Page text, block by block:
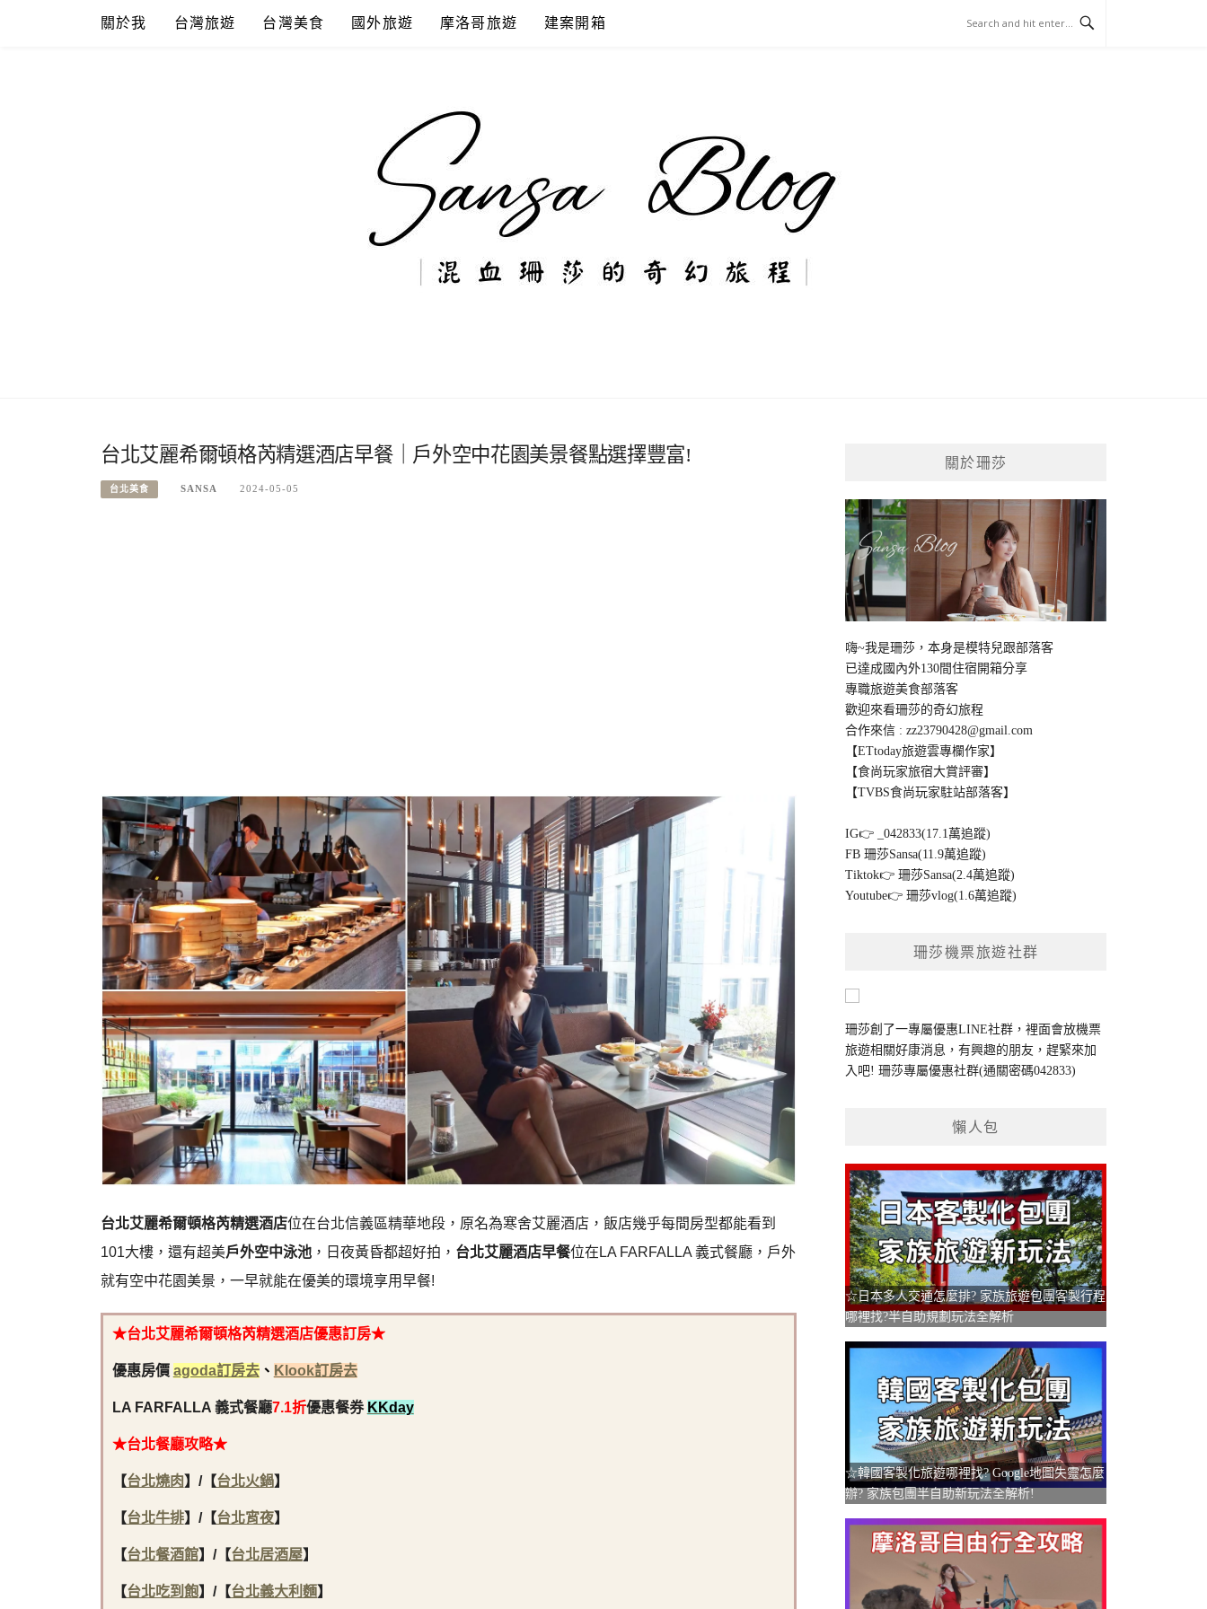
關於我 台灣旅遊 台灣美食 國外旅遊 摩洛哥旅遊 建案開箱
台北艾麗希爾頓格芮精選酒店早餐｜戶外空中花園美景餐點選擇豐富!
台北美食 SANSA 2024-05-05
台北艾麗希爾頓格芮精選酒店位在台北信義區精華地段 ，原名為寒舍艾麗酒店，飯店幾乎每間房型都能看到
101大樓，還有超美戶外空中泳池 ，日夜黃昏都超好拍， 台北艾麗酒店早餐位在LA FARFALLA 義式餐廳，戶外
就有空中花園美景，一早就能在優美的環境享用早餐!
★台北艾麗希爾頓格芮精選酒店優惠訂房★
優惠房價 agoda訂房去、 Klook訂房去
LA FARFALLA 義式餐廳7.1折優惠餐券 KKday
★台北餐廳攻略★
【台北燒肉】/【台北火鍋】
【台北牛排】/【台北宵夜】
【台北餐酒館】/【台北居酒屋】
【台北吃到飽】/【台北義大利麵】
關於珊莎
嗨~我是珊莎，本身是模特兒跟部落客
已達成國內外130間住宿開箱分享
專職旅遊美食部落客
歡迎來看珊莎的奇幻旅程
合作來信 :zz23790428@gmail.com
【ETtoday旅遊雲專欄作家】
【食尚玩家旅宿大賞評審】
【TVBS食尚玩家駐站部落客】
IG👉
_042833(17.1萬追蹤)
FB珊莎Sansa(11.9萬追蹤)
Tiktok👉珊莎Sansa(2.4萬追蹤)
Youtube👉珊莎vlog(1.6萬追蹤)
珊莎機票旅遊社群
珊莎創了一專屬優惠LINE社群，裡面會放機票
旅遊相關好康消息，有興趣的朋友，趕緊來加
入吧!珊莎專屬優惠社群(通關密碼042833)
懶人包
☆日本多人交通怎麼排? 家族旅遊包團客製行程
哪裡找?半自助規劃玩法全解析
☆韓國客製化旅遊哪裡找? Google地圖失靈怎麼
辦? 家族包團半自助新玩法全解析!